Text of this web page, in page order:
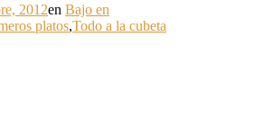
2012en Bajo en
platos,Todo a la cubeta